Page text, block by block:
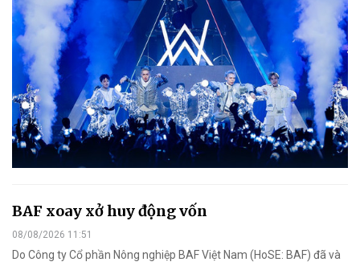
BAF xoay xở huy động vốn
08/08/2026 11:51
Do Công ty Cổ phần Nông nghiệp BAF Việt Nam (HoSE: BAF) đã và